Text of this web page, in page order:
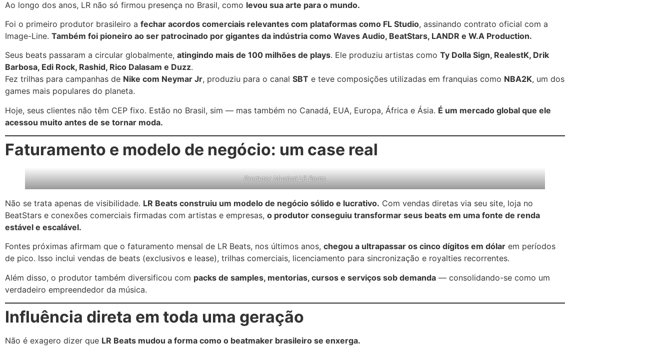
Ao longo dos anos, LR não só firmou presença no Brasil, como levou sua arte para o mundo.
Foi o primeiro produtor brasileiro a fechar acordos comerciais relevantes com plataformas como FL Studio, assinando contrato oficial com a
Image-Line. Também foi pioneiro ao ser patrocinado por gigantes da indústria como Waves Audio, BeatStars, LANDR e W.A Production.
Seus beats passaram a circular globalmente, atingindo mais de 100 milhões de plays. Ele produziu artistas como Ty Dolla Sign, RealestK, Drik
Barbosa, Edi Rock, Rashid, Rico Dalasam e Duzz.
Fez trilhas para campanhas de Nike com Neymar Jr, produziu para o canal SBT e teve composições utilizadas em franquias como NBA2K, um dos
games mais populares do planeta.
Hoje, seus clientes não têm CEP fixo. Estão no Brasil, sim — mas também no Canadá, EUA, Europa, África e Ásia. É um mercado global que ele
acessou muito antes de se tornar moda.
Faturamento e modelo de negócio: um case real
Produtor Musical LR Beats
Não se trata apenas de visibilidade. LR Beats construiu um modelo de negócio sólido e lucrativo. Com vendas diretas via seu site, loja no
BeatStars e conexões comerciais firmadas com artistas e empresas, o produtor conseguiu transformar seus beats em uma fonte de renda
estável e escalável.
Fontes próximas afirmam que o faturamento mensal de LR Beats, nos últimos anos, chegou a ultrapassar os cinco dígitos em dólar em períodos
de pico. Isso inclui vendas de beats (exclusivos e lease), trilhas comerciais, licenciamento para sincronização e royalties recorrentes.
Além disso, o produtor também diversificou com packs de samples, mentorias, cursos e serviços sob demanda — consolidando-se como um
verdadeiro empreendedor da música.
Influência direta em toda uma geração
Não é exagero dizer que LR Beats mudou a forma como o beatmaker brasileiro se enxerga.